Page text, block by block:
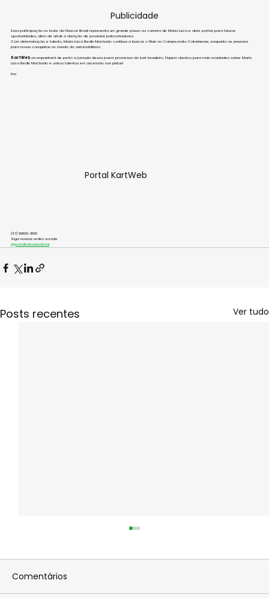
Publicidade
Essa participação no teste da Nascar Brasil representa um grande passo na carreira de Maria Luiza e abre portas para futuras
oportunidades, além de atrair a atenção de possíveis patrocinadores.
Com determinação e talento, Maria Luiza Bedin Machado continua a buscar o título no Campeonato Catarinense, enquanto se prepara
para novas conquistas no mundo do automobilismo.
KartWeb acompanhará de perto a jornada dessa jovem promessa do kart brasileiro. Fiquem atentos para mais novidades sobre Maria
Luiza Bedin Machado e outros talentos em ascensão nas pistas!
Por:
Portal KartWeb
(47) 99602-1692
Siga nossas redes sociais.
@portalkartweboficial
Posts recentes Ver tudo
Comentários